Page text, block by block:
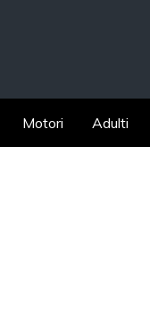
Motori Adulti